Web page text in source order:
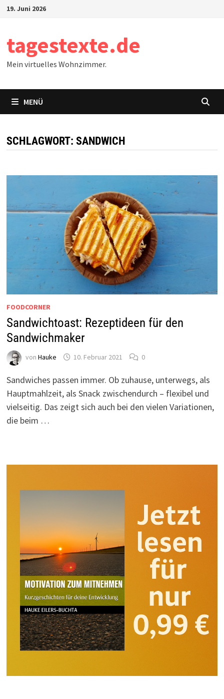
Zum19. Juni 2026
tagestexte.de
Mein virtuelles Wohnzimmer.
MENÜ
SCHLAGWORT: SANDWICH
FOODCORNER
Sandwichtoast: Rezeptideen für den
Sandwichmaker
von Hauke 10. Februar 2021 0
Sandwiches passen immer. Ob zuhause, unterwegs, als
Hauptmahlzeit, als Snack zwischendurch – flexibel und
vielseitig. Das zeigt sich auch bei den vielen Variationen,
die beim …